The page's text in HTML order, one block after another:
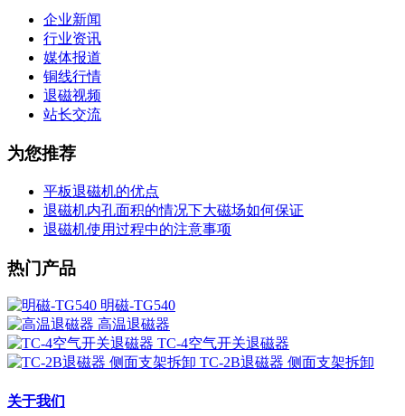
企业新闻
行业资讯
媒体报道
铜线行情
退磁视频
站长交流
为您推荐
平板退磁机的优点
退磁机内孔面积的情况下大磁场如何保证
退磁机使用过程中的注意事项
热门产品
明磁-TG540
高温退磁器
TC-4空气开关退磁器
TC-2B退磁器 侧面支架拆卸
关于我们